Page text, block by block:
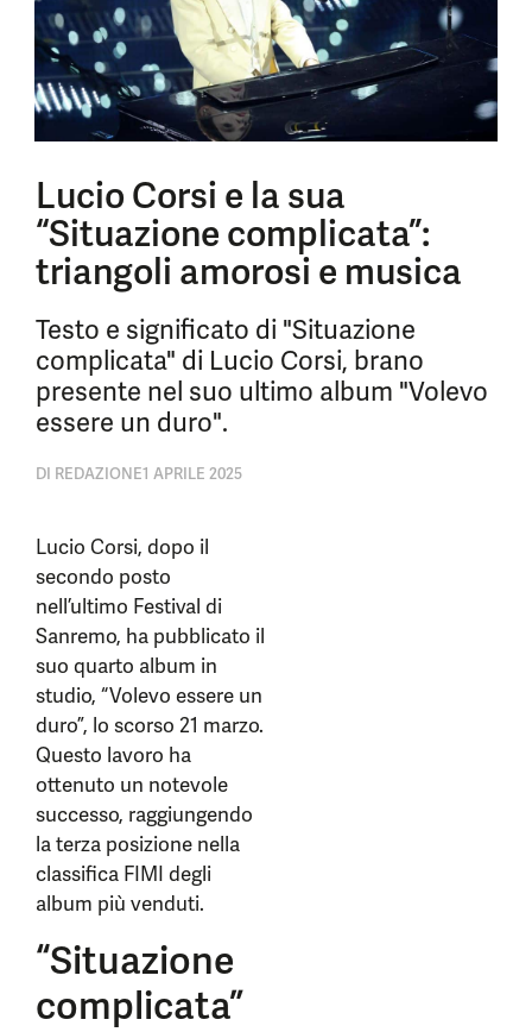
Lucio Corsi e la sua
“Situazione complicata”:
triangoli amorosi e musica
Testo e significato di "Situazione
complicata" di Lucio Corsi, brano
presente nel suo ultimo album "Volevo
essere un duro".
DI REDAZIONE1 APRILE 2025
Lucio Corsi, dopo il
secondo posto
nell’ultimo Festival di
Sanremo, ha pubblicato il
suo quarto album in
studio, “Volevo essere un
duro”, lo scorso 21 marzo.
Questo lavoro ha
ottenuto un notevole
successo, raggiungendo
la terza posizione nella
classifica FIMI degli
album più venduti.
“Situazione
complicata”